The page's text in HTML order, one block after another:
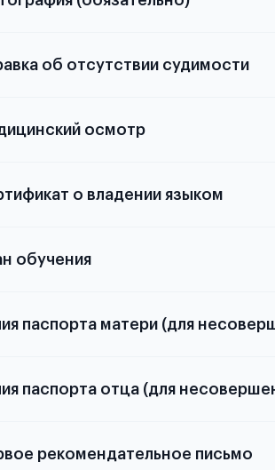
об отсутствии судимости
из России
осмотр
о владении языком
обучения
паспорта матери (для
Подробнее о
паспорта отца (для
Подробнее
рекомендательное письмо